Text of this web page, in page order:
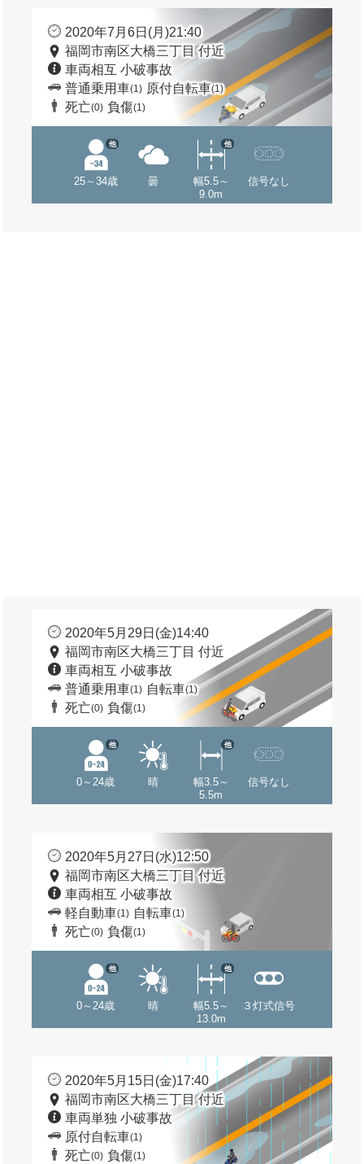
2020年7月6日(月)21:40
福岡市南区大橋三丁目 付近
車両相互 小破事故
普通乗用車(1) 原付自転車(1)
死亡(0) 負傷(1)
25～34歳
他
曇
幅5.5～
9.0m
他
信号なし
2020年5月29日(金)14:40
福岡市南区大橋三丁目 付近
車両相互 小破事故
普通乗用車(1) 自転車(1)
死亡(0) 負傷(1)
0～24歳
他
晴
幅3.5～
5.5m
他
信号なし
2020年5月27日(水)12:50
福岡市南区大橋三丁目 付近
車両相互 小破事故
軽自動車(1) 自転車(1)
死亡(0) 負傷(1)
0～24歳
他
晴
幅5.5～
13.0m
他
３灯式信号
2020年5月15日(金)17:40
福岡市南区大橋三丁目 付近
車両単独 小破事故
原付自転車(1)
死亡(0) 負傷(1)